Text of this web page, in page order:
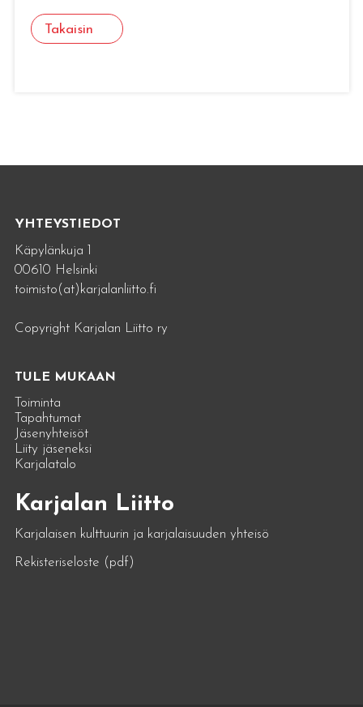
Takaisin
YHTEYSTIEDOT
Käpylänkuja 1
00610 Helsinki
toimisto(at)karjalanliitto.fi
Copyright Karjalan Liitto ry
TULE MUKAAN
Toiminta
Tapahtumat
Jäsenyhteisöt
Liity jäseneksi
Karjalatalo
Karjalan Liitto
Karjalaisen kulttuurin ja karjalaisuuden yhteisö
Rekisteriseloste (pdf)